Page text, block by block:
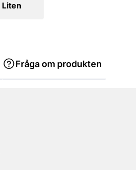
Liten
Fråga om produkten